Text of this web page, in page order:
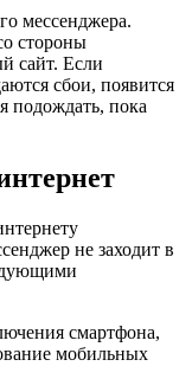
мессенджера.
стороны
сайт. Если
сбои, появится
подождать, пока
не заходит в
смартфона,
мобильных